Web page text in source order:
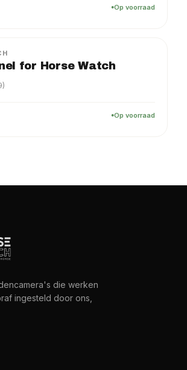
Op voorraad
for Horse Watch
Op voorraad
die werken
ingesteld door ons,